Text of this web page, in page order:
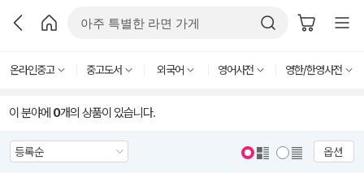
온라인중고 중고도서 외국어 영어사전 영한/한영사전
이 분야에 0개의 상품이 있습니다.
옵션